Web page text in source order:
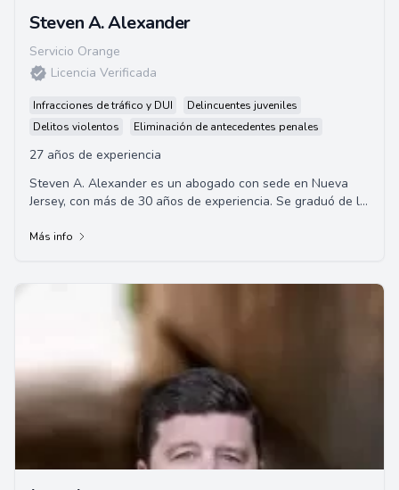
Steven A. Alexander
Servicio Orange
Licencia Verificada
Infracciones de tráfico y DUI
Delincuentes juveniles
Delitos violentos
Eliminación de antecedentes penales
27 años de experiencia
Steven A. Alexander es un abogado con sede en Nueva
Jersey, con más de 30 años de experiencia. Se graduó de la
Más info